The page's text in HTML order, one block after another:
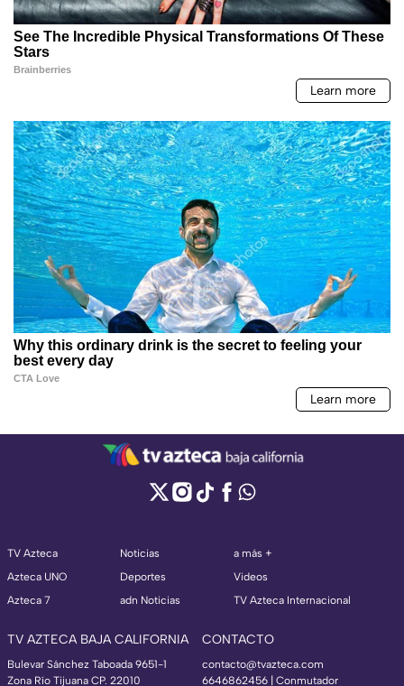
TV Azteca
Azteca UNO
Azteca 7
Noticias
Deportes
adn Noticias
a más +
Videos
TV Azteca Internacional
TV AZTECA BAJA CALIFORNIA
Bulevar Sánchez Taboada 9651-1
Zona Río Tijuana CP. 22010
CONTACTO
contacto@tvazteca.com
6646862456 | Conmutador